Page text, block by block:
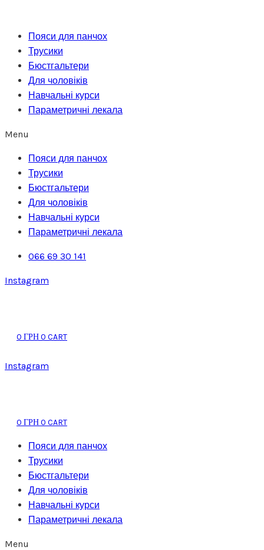
вмістуПояси для панчох
Трусики
Бюстгальтери
Для чоловіків
Навчальні курси
Параметричні лекала
Menu
Пояси для панчох
Трусики
Бюстгальтери
Для чоловіків
Навчальні курси
Параметричні лекала
066 69 30 141
Instagram
0 ГРН 0 CART
Instagram
0 ГРН 0 CART
Пояси для панчох
Трусики
Бюстгальтери
Для чоловіків
Навчальні курси
Параметричні лекала
Menu